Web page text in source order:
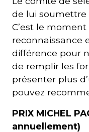
de lui soumettre
C’est le
reconnaissance
différence pour
de remplir les
présenter plus
pouvez
PRIX MICHEL
annuellement)
M'inscrire